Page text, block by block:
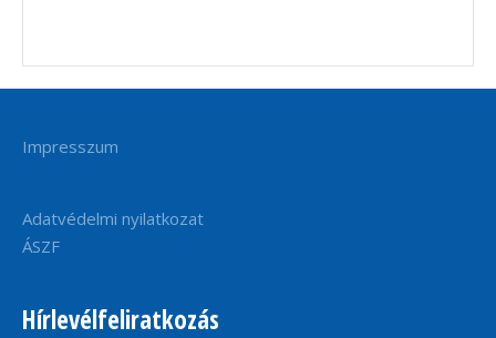
Impresszum
Adatvédelmi nyilatkozat
ÁSZF
Hírlevélfeliratkozás